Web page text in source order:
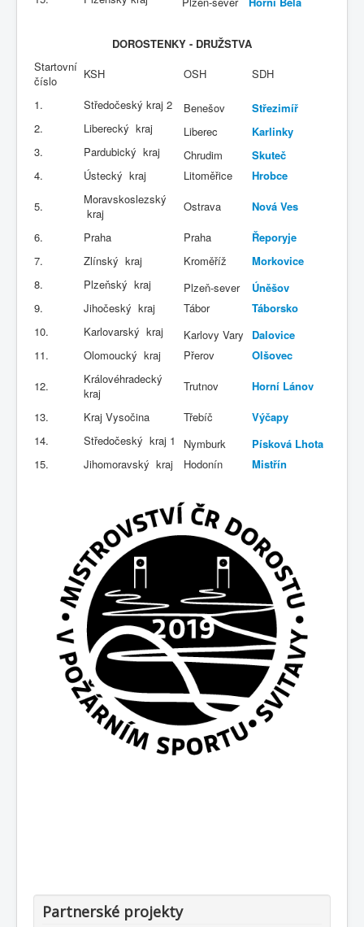
DOROSTENKY - DRUŽSTVA
Startovní
číslo
KSH OSH
SDH
1.
Středočeský kraj 2 Benešov
Střezimíř
2.
Liberecký kraj Liberec
Karlinky
3.
Pardubický kraj Chrudim
Skuteč
4.
Ústecký kraj Litoměřice
Hrobce
5.
Moravskoslezský
kraj
Ostrava
Nová Ves
6.
Praha Praha
Řeporyje
7.
Zlínský kraj Kroměříž
Morkovice
8.
Plzeňský kraj Plzeň-sever
Úněšov
9.
Jihočeský kraj Tábor
Táborsko
10.
Karlovarský kraj Karlovy Vary
Dalovice
11.
Olomoucký kraj Přerov
Olšovec
12.
Královéhradecký
kraj
Trutnov
Horní Lánov
13.
Kraj Vysočina Třebíč
Výčapy
14.
Středočeský kraj 1 Nymburk
Písková Lhota
15.
Jihomoravský kraj Hodonín Mistřín
Partnerské projekty